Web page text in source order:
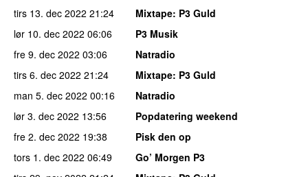
tirs 13. dec 2022 21:24 Mixtape: P3 Guld
lør 10. dec 2022 06:06
P3 Musik
fre 9. dec 2022 03:06
Natradio
tirs 6. dec 2022 21:24 Mixtape: P3 Guld
man 5. dec 2022 00:16
Natradio
lør 3. dec 2022 13:56
Popdatering weekend
fre 2. dec 2022 19:38
Pisk den op
tors 1. dec 2022 06:49
Go’ Morgen P3